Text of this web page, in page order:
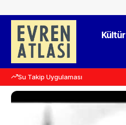
Kültür
Su Takip Uygulaması